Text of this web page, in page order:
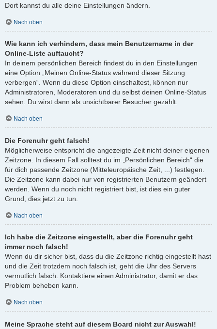
Dort kannst du alle deine Einstellungen ändern.
Nach oben
Wie kann ich verhindern, dass mein Benutzername in der
Online-Liste auftaucht?
In deinem persönlichen Bereich findest du in den Einstellungen
eine Option „Meinen Online-Status während dieser Sitzung
verbergen“. Wenn du diese Option einschaltest, können nur
Administratoren, Moderatoren und du selbst deinen Online-Status
sehen. Du wirst dann als unsichtbarer Besucher gezählt.
Nach oben
Die Forenuhr geht falsch!
Möglicherweise entspricht die angezeigte Zeit nicht deiner eigenen
Zeitzone. In diesem Fall solltest du im „Persönlichen Bereich“ die
für dich passende Zeitzone (Mitteleuropäische Zeit, ...) festlegen.
Die Zeitzone kann dabei nur von registrierten Benutzern geändert
werden. Wenn du noch nicht registriert bist, ist dies ein guter
Grund, dies jetzt zu tun.
Nach oben
Ich habe die Zeitzone eingestellt, aber die Forenuhr geht
immer noch falsch!
Wenn du dir sicher bist, dass du die Zeitzone richtig eingestellt hast
und die Zeit trotzdem noch falsch ist, geht die Uhr des Servers
vermutlich falsch. Kontaktiere einen Administrator, damit er das
Problem beheben kann.
Nach oben
Meine Sprache steht auf diesem Board nicht zur Auswahl!